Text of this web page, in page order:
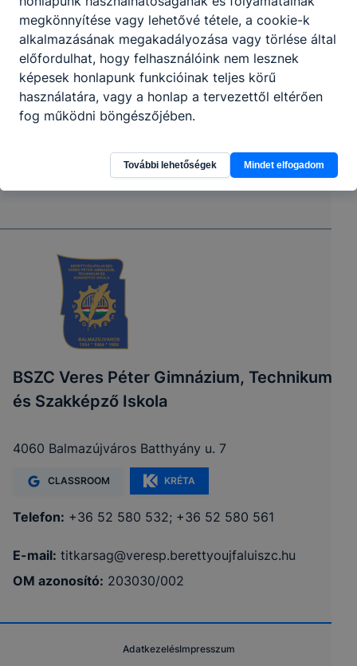
BSZC Veres Péter Gimnázium, Technikum
és Szakképző Iskola
4060 Balmazújváros Batthyány u. 7
CLASSROOM KRÉTA
Telefon: +36 52 580 532; +36 52 580 561
E-mail: titkarsag@veresp.berettyoujfaluiszc.hu
OM azonosító: 203030/002
AdatkezelésImpresszum
megkönnyítése vagy lehetővé tétele, a cookie-k
alkalmazásának megakadályozása vagy törlése által
előfordulhat, hogy felhasználóink nem lesznek
képesek honlapunk funkcióinak teljes körű
használatára, vagy a honlap a tervezettől eltérően
fog működni böngészőjében.
További lehetőségek Mindet elfogadom